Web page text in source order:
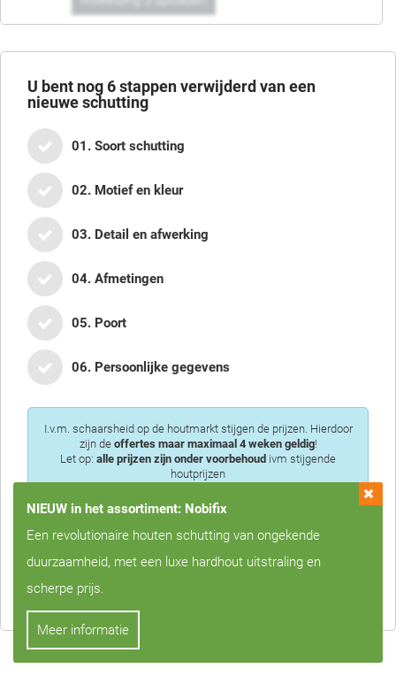
U bent nog6stappen verwijderd van een
nieuwe schutting
01. Soort schutting
02. Motief en kleur
03. Detail en afwerking
04. Afmetingen
05. Poort
06. Persoonlijke gegevens
I.v.m. schaarsheid op de houtmarkt stijgen de prijzen. Hierdoor
zijn de offertes maar maximaal 4 weken geldig!
Let op: alle prijzen zijn onder voorbehoud ivm stijgende
houtprijzen
Privacy is voor ons erg belangrijk, we zullen uw gegevens nooit met
derden delen!
NIEUW in het assortiment: Nobifix
Een revolutionaire houten schutting van ongekende
duurzaamheid, met een luxe hardhout uitstraling en
scherpe prijs.
Meer informatie